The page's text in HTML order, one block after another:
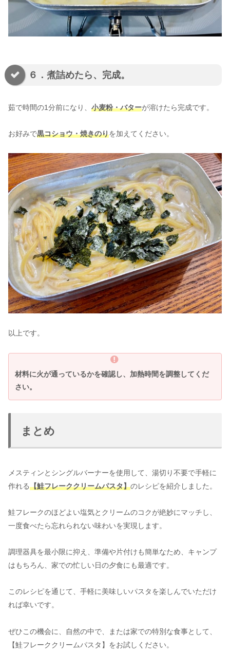
６．煮詰めたら、完成。
茹で時間の1分前になり、 小麦粉・バターが溶けたら完成です。
お好みで黒コショウ・焼きのりを加えてください。
以上です。
材料に火が通っているかを確認し、加熱時間を調整してくだ
さい。
まとめ
メスティンとシングルバーナーを使用して、湯切り不要で手軽に
作れる【鮭フレーククリームパスタ】のレシピを紹介しました。
鮭フレークのほどよい塩気とクリームのコクが絶妙にマッチし、
一度食べたら忘れられない味わいを実現します。
調理器具を最小限に抑え、準備や片付けも簡単なため、キャンプ
はもちろん、家での忙しい日の夕食にも最適です。
このレシピを通じて、手軽に美味しいパスタを楽しんでいただけ
れば幸いです。
ぜひこの機会に、自然の中で、または家での特別な食事として、
【鮭フレーククリームパスタ】をお試しください。